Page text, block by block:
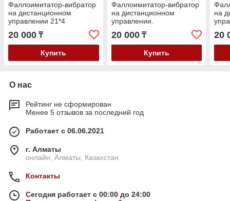
Фаллоимитатор-вибратор
на дистанционном
управлении 21*4
20 000 ₸
Купить
Фаллоимитатор-вибратор
на дистанционном
управлении.
20 000₸
Купить
на
20
О нас
Рейтинг не сформирован
Менее 5 отзывов за последний год
Работает с 06.06.2021
г. Алматы
онлайн, Алматы, Казахстан
Контакты
Сегодня работает с 00:00 до 24:00